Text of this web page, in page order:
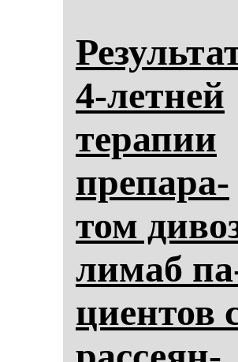
4-лет­ней
те­ра­пии
пре­па­ра­
том
ли­маб
ци­ен­тов